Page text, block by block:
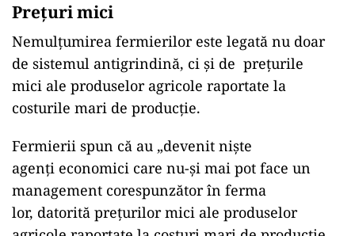
Prețuri mici
Nemulțumirea fermierilor este legată nu doar
de sistemul antigrindină, ci și de preţurile
mici ale produselor agricole raportate la
costurile mari de producţie.
Fermierii spun că au „devenit nişte
agenţi economici care nu-şi mai pot face un
management corespunzător în ferma
lor, datorită preţurilor mici ale produselor